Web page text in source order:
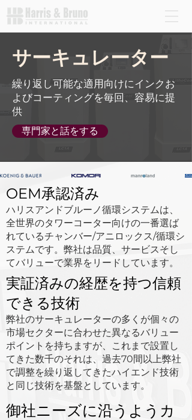
サーキュレーター
繰り返し可能な適用向けにインクお
よびコーティングを毎回、容易に提
供
専門家と話をする
OEM承認済み
ハリスアンドブルーノ循環システムは、
全世界のタワーコーター向けの一番選ば
れているチャンバー/アニロックス/循環シ
ステムです。弊社は品質、サービスそし
てバリューで業界をリードしています。
実証済みの経歴を持つ信頼
できる技術
弊社のサーキュレーターの多くが個々の
市場セクターに合わせた異なるバリュー
ポイントを持ちますが、これまで設置し
てきた数千のそれは、過去70間以上弊社
で調整を繰り返してきたハイエンド技術
と同じ技術を基盤としています。
御社ニーズに沿うようカ